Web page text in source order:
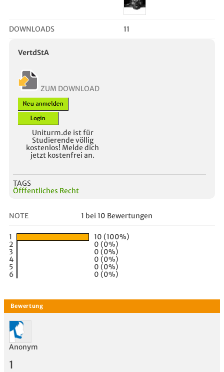
DOWNLOADS 11
VertdStA
ZUM DOWNLOAD
Uniturm.de ist für
Studierende völlig
kostenlos! Melde dich
jetzt kostenfrei an.
TAGS
Öfffentliches Recht
NOTE 1 bei 10 Bewertungen
1
10 (100%)
2
0 (0%)
3
0 (0%)
4
0 (0%)
5
0 (0%)
6
0 (0%)
Anonym
1